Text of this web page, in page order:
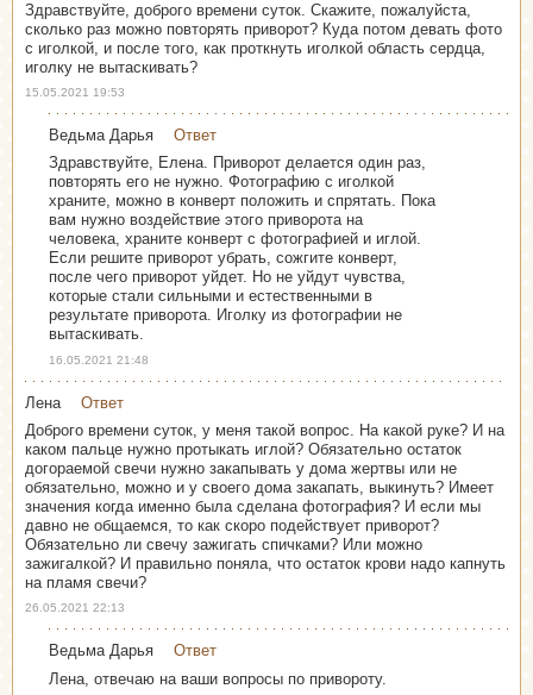
Здравствуйте, доброго времени суток. Скажите, пожалуйста,
сколько раз можно повторять приворот? Куда потом девать фото
с иголкой, и после того, как проткнуть иголкой область сердца,
иголку не вытаскивать?
15.05.2021 19:53
Ведьма Дарья
Ответ
Здравствуйте, Елена. Приворот делается один раз,
повторять его не нужно. Фотографию с иголкой
храните, можно в конверт положить и спрятать. Пока
вам нужно воздействие этого приворота на
человека, храните конверт с фотографией и иглой.
Если решите приворот убрать, сожгите конверт,
после чего приворот уйдет. Но не уйдут чувства,
которые стали сильными и естественными в
результате приворота. Иголку из фотографии не
вытаскивать.
16.05.2021 21:48
Лена
Ответ
Доброго времени суток, у меня такой вопрос. На какой руке? И на
каком пальце нужно протыкать иглой? Обязательно остаток
догораемой свечи нужно закапывать у дома жертвы или не
обязательно, можно и у своего дома закапать, выкинуть? Имеет
значения когда именно была сделана фотография? И если мы
давно не общаемся, то как скоро подействует приворот?
Обязательно ли свечу зажигать спичками? Или можно
зажигалкой? И правильно поняла, что остаток крови надо капнуть
на пламя свечи?
26.05.2021 22:13
Ведьма Дарья
Ответ
Лена, отвечаю на ваши вопросы по привороту.